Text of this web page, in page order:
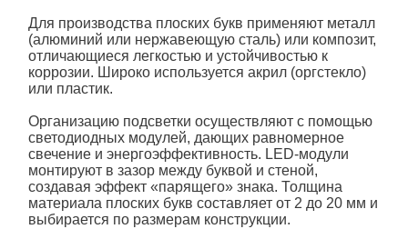
Для производства плоских букв применяют металл
(алюминий или нержавеющую сталь) или композит,
отличающиеся легкостью и устойчивостью к
коррозии. Широко используется акрил (оргстекло)
или пластик.
Организацию подсветки осуществляют с помощью
светодиодных модулей, дающих равномерное
свечение и энергоэффективность. LED-модули
монтируют в зазор между буквой и стеной,
создавая эффект «парящего» знака. Толщина
материала плоских букв составляет от 2 до 20 мм и
выбирается по размерам конструкции.